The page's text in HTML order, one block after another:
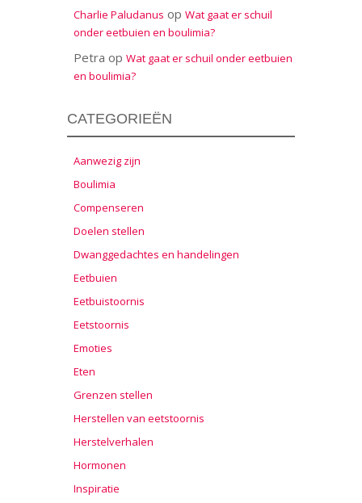
Charlie Paludanus op Wat gaat er schuil
onder eetbuien en boulimia?
Petra op Wat gaat er schuil onder eetbuien
en boulimia?
CATEGORIEËN
Aanwezig zijn
Boulimia
Compenseren
Doelen stellen
Dwanggedachtes en handelingen
Eetbuien
Eetbuistoornis
Eetstoornis
Emoties
Eten
Grenzen stellen
Herstellen van eetstoornis
Herstelverhalen
Hormonen
Inspiratie